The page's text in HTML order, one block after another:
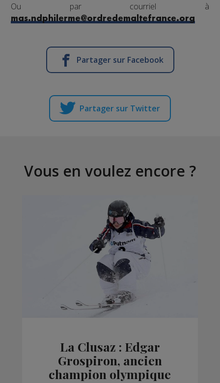
Ou par courriel à
mas.ndphilerme@ordredemaltefrance.org
Partager sur Facebook
Partager sur Twitter
Vous en voulez encore ?
La Clusaz : Edgar
Grospiron, ancien
champion olympique